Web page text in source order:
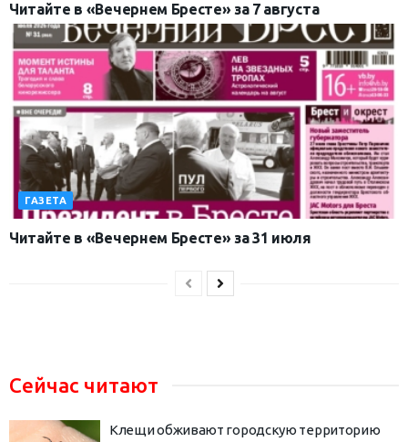
Читайте в «Вечернем Бресте» за 7 августа
ГАЗЕТА
Читайте в «Вечернем Бресте» за 31 июля
Сейчас читают
Клещи обживают городскую территорию